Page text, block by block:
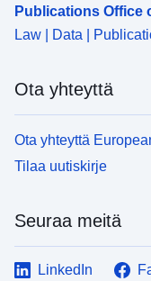
Publications Office
Law | Data |
Ota yhteyttä
Ota yhteyttä
Tilaa uutiskirje
Seuraa meitä
LinkedIn